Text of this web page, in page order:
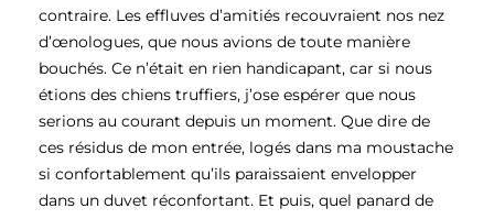
contraire. Les effluves d’amitiés recouvraient nos nez
d’œnologues, que nous avions de toute manière
bouchés. Ce n’était en rien handicapant, car si nous
étions des chiens truffiers, j’ose espérer que nous
serions au courant depuis un moment. Que dire de
ces résidus de mon entrée, logés dans ma moustache
si confortablement qu’ils paraissaient envelopper
dans un duvet réconfortant. Et puis, quel panard de